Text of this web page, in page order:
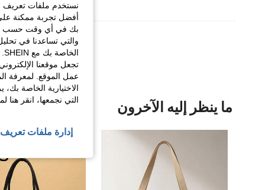
عرض المزيد من
ما ينظر إليه الآخرون
نستخدم ملفات تعريف
أفضل تجربة ممكنة
بك في أي وقت حسب
والتي تساعدنا في
تجعل موقعنا
عمل الموقع. لمعرفة
الاختيارية الخاصة
التي نجمعها، انقر
إدارة ملفات تعريف